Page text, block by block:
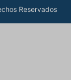
Reservados